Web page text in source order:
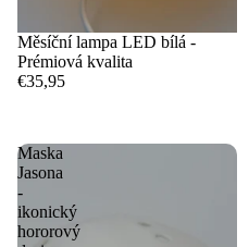
Měsíční lampa LED bílá -
Prémiová kvalita
€35,95
Maska
Jasona
-
ikonický
hororový